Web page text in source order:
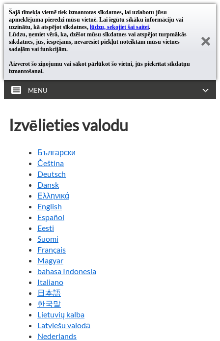
Šajā tīmekļa vietnē tiek izmantotas sīkdatnes, lai uzlabotu jūsu
apmeklējuma pieredzi mūsu vietnē. Lai iegūtu sīkāku informāciju vai
uzzinātu, kā atspējot sīkdatnes, lūdzu, sekojiet šai saitei.
Lūdzu, ņemiet vērā, ka, dzēšot mūsu sīkdatnes vai atspējot turpmākās
sīkdatnes, jūs, iespējams, nevarēsiet piekļūt noteiktām mūsu vietnes
sadaļām vai funkcijām.
Aizverot šo ziņojumu vai sākot pārlūkot šo vietni, jūs piekrītat sīkdatņu
izmantošanai.
MENU
Izvēlieties valodu
Български
Čeština
Deutsch
Dansk
Ελληνικά
English
Español
Eesti
Suomi
Français
Magyar
bahasa Indonesia
Italiano
日本語
한국말
Lietuvių kalba
Latviešu valodā
Nederlands